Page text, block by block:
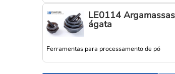
LE0114
ágata
Ferramentas para processamento de pó